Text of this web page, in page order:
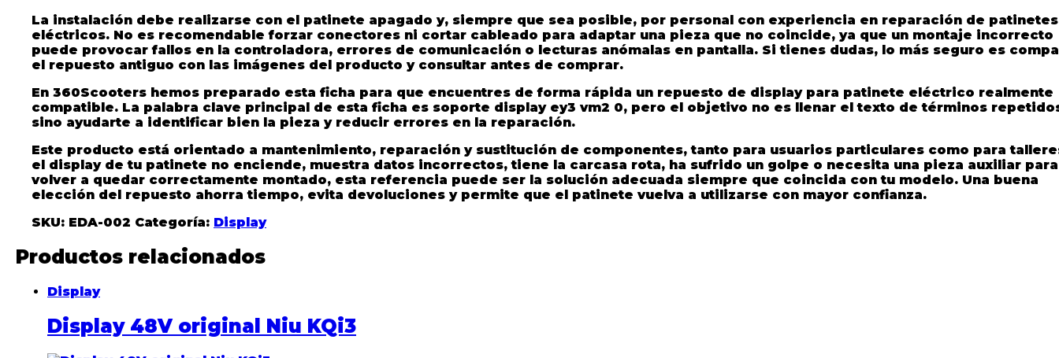
La instalación debe realizarse con el patinete apagado y, siempre que sea posible, por personal con experiencia en reparación de patinetes
eléctricos. No es recomendable forzar conectores ni cortar cableado para adaptar una pieza que no coincide, ya que un montaje incorrecto
puede provocar fallos en la controladora, errores de comunicación o lecturas anómalas en pantalla. Si tienes dudas, lo más seguro es
el repuesto antiguo con las imágenes del producto y consultar antes de comprar.
En 360Scooters hemos preparado esta ficha para que encuentres de forma rápida un repuesto de display para patinete eléctrico realmente
compatible. La palabra clave principal de esta ficha es soporte display ey3 vm2 0, pero el objetivo no es llenar el texto de términos
sino ayudarte a identificar bien la pieza y reducir errores en la reparación.
Este producto está orientado a mantenimiento, reparación y sustitución de componentes, tanto para usuarios particulares como para
el display de tu patinete no enciende, muestra datos incorrectos, tiene la carcasa rota, ha sufrido un golpe o necesita una pieza auxiliar para
volver a quedar correctamente montado, esta referencia puede ser la solución adecuada siempre que coincida con tu modelo. Una buena
elección del repuesto ahorra tiempo, evita devoluciones y permite que el patinete vuelva a utilizarse con mayor confianza.
SKU: EDA-002 Categoría: Display
Productos relacionados
Display
Display 48V original Niu KQi3